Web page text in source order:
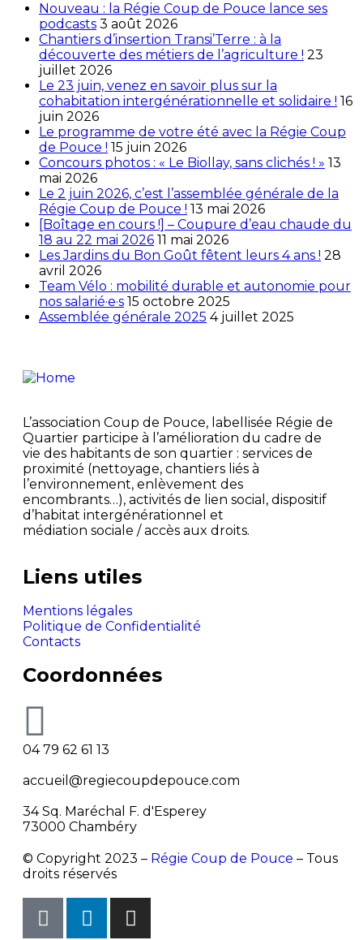
Nouveau : la Régie Coup de Pouce lance ses
podcasts 3 août 2026
Chantiers d’insertion Transi’Terre : à la
découverte des métiers de l’agriculture ! 23
juillet 2026
Le 23 juin, venez en savoir plus sur la
cohabitation intergénérationnelle et solidaire ! 16
juin 2026
Le programme de votre été avec la Régie Coup
de Pouce ! 15 juin 2026
Concours photos : « Le Biollay, sans clichés ! » 13
mai 2026
Le 2 juin 2026, c’est l’assemblée générale de la
Régie Coup de Pouce ! 13 mai 2026
[Boîtage en cours !] – Coupure d’eau chaude du
18 au 22 mai 2026 11 mai 2026
Les Jardins du Bon Goût fêtent leurs 4 ans ! 28
avril 2026
Team Vélo : mobilité durable et autonomie pour
nos salarié·e·s 15 octobre 2025
Assemblée générale 2025 4 juillet 2025
L’association Coup de Pouce, labellisée Régie de
Quartier participe à l’amélioration du cadre de
vie des habitants de son quartier : services de
proximité (nettoyage, chantiers liés à
l’environnement, enlèvement des
encombrants…), activités de lien social, dispositif
d’habitat intergénérationnel et
médiation sociale / accès aux droits.
Liens utiles
Mentions légales
Politique de Confidentialité
Contacts
Coordonnées
04 79 62 61 13
accueil@regiecoupdepouce.com
34 Sq. Maréchal F. d'Esperey
73000 Chambéry
© Copyright 2023 – Régie Coup de Pouce – Tous
droits réservés